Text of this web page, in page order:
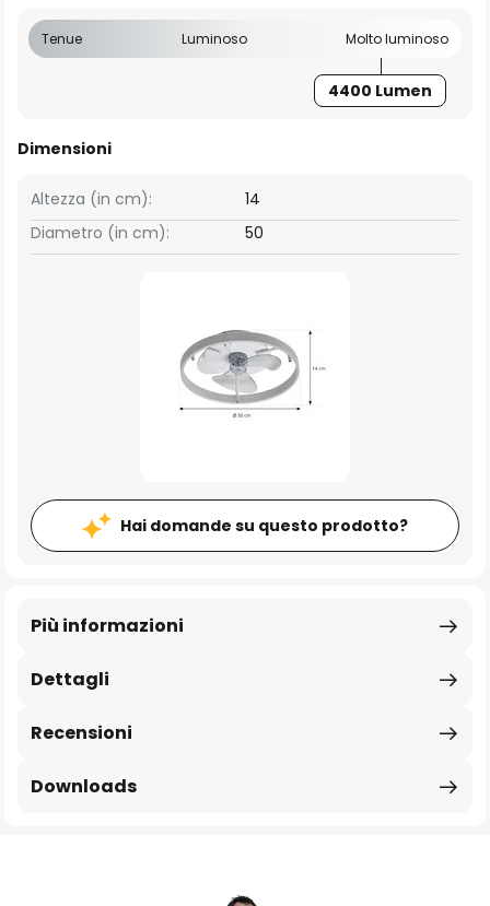
Tenue Luminoso Molto luminoso
4400 Lumen
Dimensioni
Altezza (in cm):
14
Diametro (in cm):
50
Hai domande su questo prodotto?
Dettagli
Più informazioni
Recensioni
Downloads